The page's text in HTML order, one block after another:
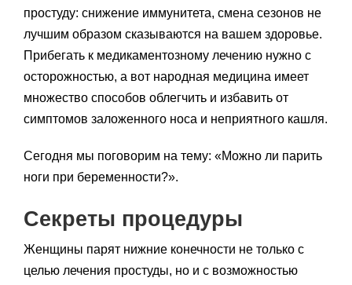
простуду: снижение иммунитета, смена сезонов не
лучшим образом сказываются на вашем здоровье.
Прибегать к медикаментозному лечению нужно с
осторожностью, а вот народная медицина имеет
множество способов облегчить и избавить от
симптомов заложенного носа и неприятного кашля.
Сегодня мы поговорим на тему: «Можно ли парить
ноги при беременности?».
Секреты процедуры
Женщины парят нижние конечности не только с
целью лечения простуды, но и с возможностью